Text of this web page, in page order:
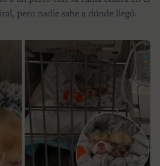
pero nadie sabe a dónde llegó.